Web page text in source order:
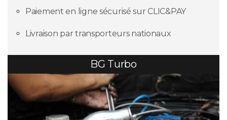
Paiement en ligne sécurisé sur CLIC&PAY
Livraison par transporteurs nationaux
BG Turbo